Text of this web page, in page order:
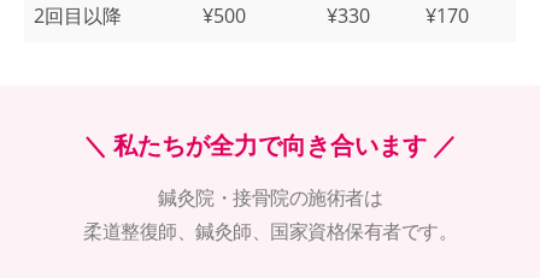
2回目以降 ¥500 ¥330 ¥170
＼ 私たちが全力で向き合います ／
鍼灸院・接骨院の施術者は
柔道整復師、鍼灸師、国家資格保有者です。